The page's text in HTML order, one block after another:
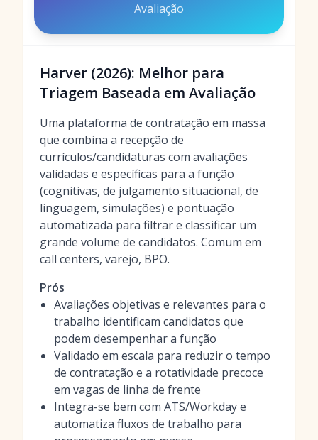
Avaliação
Harver (2026): Melhor para
Triagem Baseada em Avaliação
Uma plataforma de contratação em massa
que combina a recepção de
currículos/candidaturas com avaliações
validadas e específicas para a função
(cognitivas, de julgamento situacional, de
linguagem, simulações) e pontuação
automatizada para filtrar e classificar um
grande volume de candidatos. Comum em
call centers, varejo, BPO.
Prós
Avaliações objetivas e relevantes para o
trabalho identificam candidatos que
podem desempenhar a função
Validado em escala para reduzir o tempo
de contratação e a rotatividade precoce
em vagas de linha de frente
Integra-se bem com ATS/Workday e
automatiza fluxos de trabalho para